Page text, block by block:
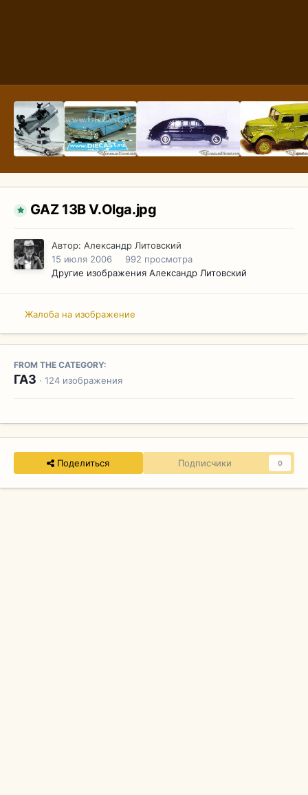
GAZ 13B V.Olga.jpg
Автор: Александр Литовский
15 июля 2006
992 просмотра
Другие изображения Александр Литовский
Жалоба на изображение
FROM THE CATEGORY:
ГАЗ · 124 изображения
Поделиться Подписчики 0